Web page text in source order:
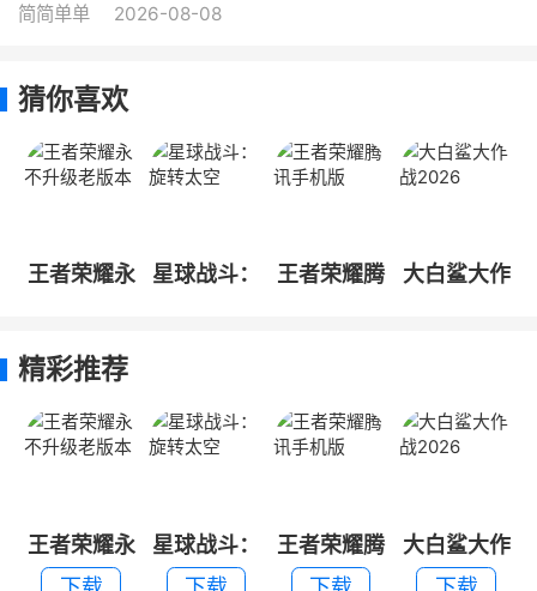
简简单单 2026-08-08
猜你喜欢
王者荣耀永
星球战斗：
王者荣耀腾
大白鲨大作
精彩推荐
王者荣耀永
不升级老版
星球战斗：
旋转太空
王者荣耀腾
讯手机版
大白鲨大作
战2026